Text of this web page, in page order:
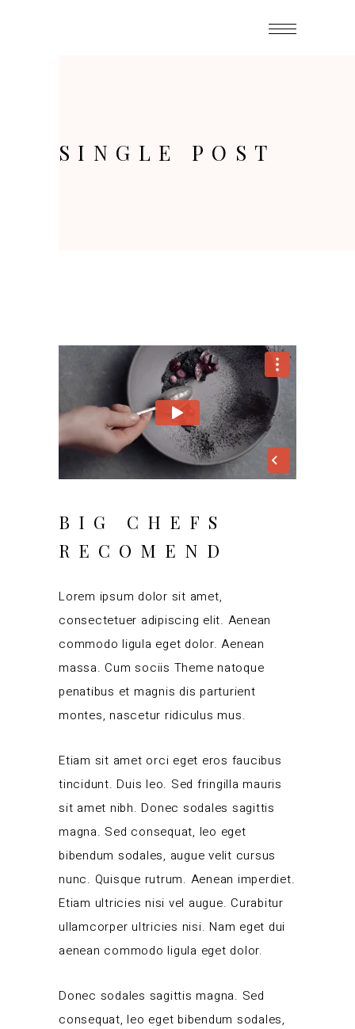
SINGLE POST
BIG CHEFS
RECOMEND
Lorem ipsum dolor sit amet,
consectetuer adipiscing elit. Aenean
commodo ligula eget dolor. Aenean
massa. Cum sociis Theme natoque
penatibus et magnis dis parturient
montes, nascetur ridiculus mus.
Etiam sit amet orci eget eros faucibus
tincidunt. Duis leo. Sed fringilla mauris
sit amet nibh. Donec sodales sagittis
magna. Sed consequat, leo eget
bibendum sodales, augue velit cursus
nunc. Quisque rutrum. Aenean imperdiet.
Etiam ultricies nisi vel augue. Curabitur
ullamcorper ultricies nisi. Nam eget dui
aenean commodo ligula eget dolor.
Donec sodales sagittis magna. Sed
consequat, leo eget bibendum sodales,